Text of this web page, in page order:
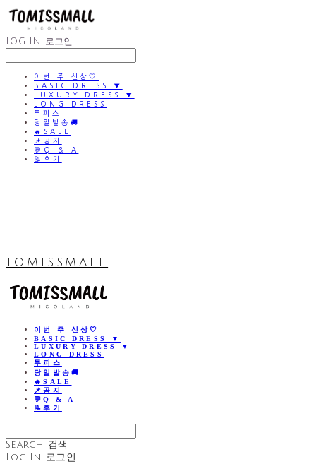
LOG IN 로그인
이번 주 신상🤍
BASIC DRESS ▼
LUXURY DRESS ▼
LONG DRESS
투피스
당일발송🚚
🔥SALE
📌공지
💬Q & A
📝후기
TOMISSMALL
이번 주 신상🤍
BASIC DRESS ▼
LUXURY DRESS ▼
LONG DRESS
투피스
당일발송🚚
🔥SALE
📌공지
💬Q & A
📝후기
Search 검색
Log In 로그인